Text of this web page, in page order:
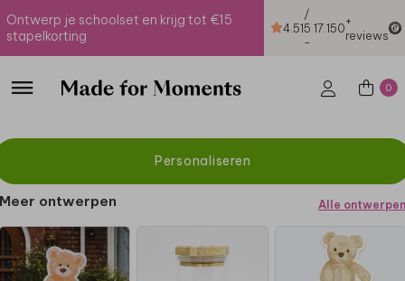
Ontwerp je schoolset en krijg tot €15
stapelkorting
4.51
/
5
-
17.150+
reviews
0
Personaliseren
Meer ontwerpen Alle ontwerpen